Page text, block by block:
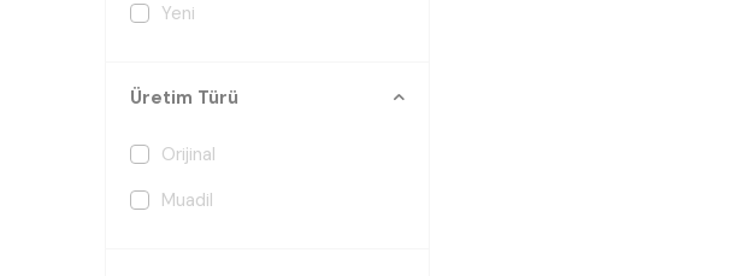
Yeni
Üretim Türü
Orijinal
Muadil